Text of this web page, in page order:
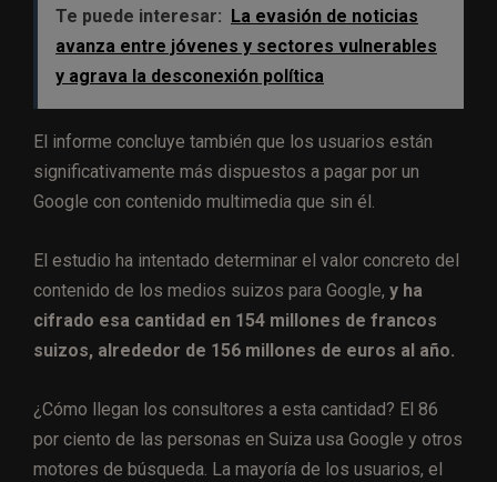
Te puede interesar:
La evasión de noticias
avanza entre jóvenes y sectores vulnerables
y agrava la desconexión política
El informe concluye también que los usuarios están
significativamente más dispuestos a pagar por un
Google con contenido multimedia que sin él.
El estudio ha intentado determinar el valor concreto del
contenido de los medios suizos para Google, y ha
cifrado esa cantidad en 154 millones de francos
suizos, alrededor de 156 millones de euros al año.
¿Cómo llegan los consultores a esta cantidad? El 86
por ciento de las personas en Suiza usa Google y otros
motores de búsqueda. La mayoría de los usuarios, el